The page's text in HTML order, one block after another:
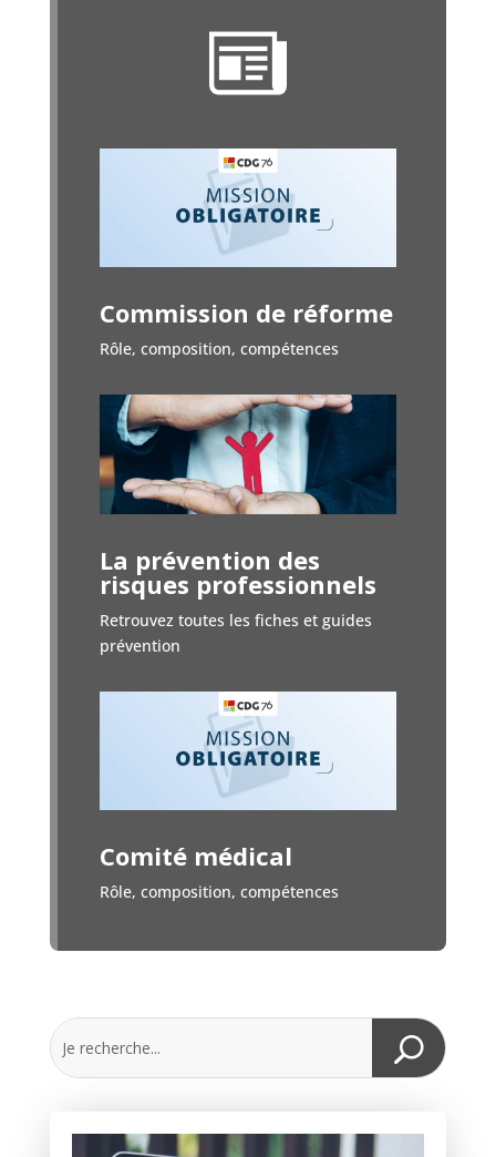
Commission de réforme
Rôle, composition, compétences
La prévention des
risques professionnels
Retrouvez toutes les fiches et guides
prévention
Comité médical
Rôle, composition, compétences